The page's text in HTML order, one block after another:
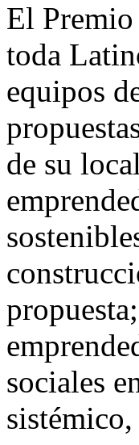
El
toda
equipos
de su
sociales